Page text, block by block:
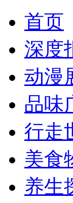
首页
深度
动漫
品味
行走
美食
养生